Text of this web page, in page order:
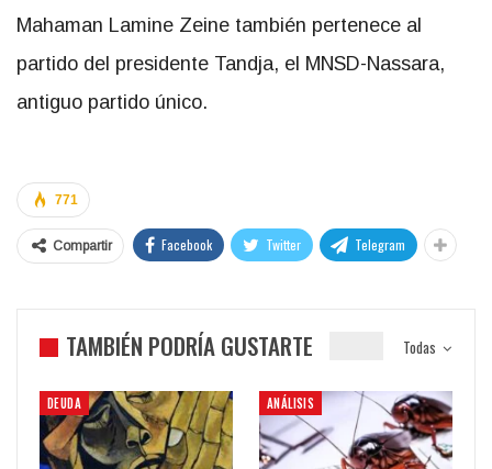
Mahaman Lamine Zeine también pertenece al
partido del presidente Tandja, el MNSD-Nassara,
antiguo partido único.
771
Compartir Facebook Twitter Telegram
Todas
TAMBIÉN PODRÍA GUSTARTE
DEUDA ANÁLISIS